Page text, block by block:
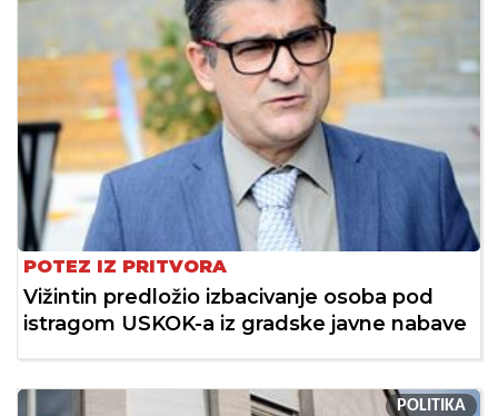
POTEZ IZ PRITVORA
Vižintin predložio izbacivanje osoba pod
istragom USKOK-a iz gradske javne nabave
POLITIKA